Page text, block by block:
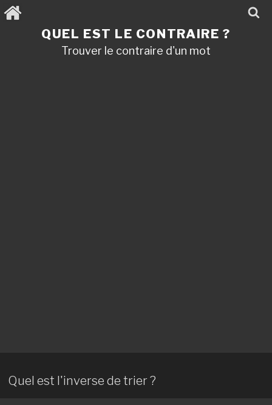
Aller
au
QUEL EST LE CONTRAIRE ?
Trouver le contraire d'un mot
Quel est l'inverse de trier ?